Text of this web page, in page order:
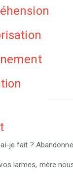
je fait ?
larmes, mère